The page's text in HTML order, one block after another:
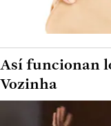
Así funcionan
Vozinha